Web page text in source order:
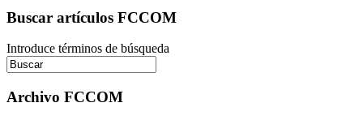
Buscar artículos FCCOM
Introduce términos de búsqueda
Archivo FCCOM